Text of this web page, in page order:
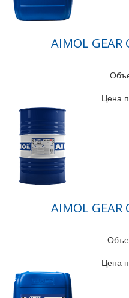
AIMOL GEAR
Цена
AIMOL GEAR
Цена